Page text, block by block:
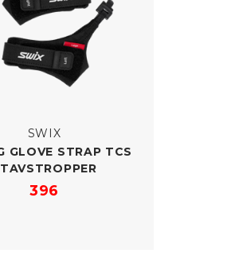
SWIX
GLOVE STRAP TCS
396